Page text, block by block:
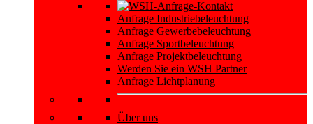
Anfrage Industriebeleuchtung
Anfrage Gewerbebeleuchtung
Anfrage Sportbeleuchtung
Anfrage Projektbeleuchtung
Werden Sie ein WSH Partner
Anfrage Lichtplanung
Über uns